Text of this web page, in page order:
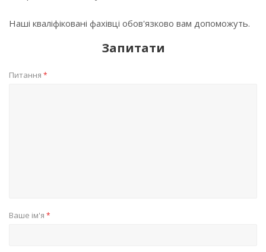
Наші кваліфіковані фахівці обов'язково вам допоможуть.
Запитати
Питання *
Ваше ім'я *